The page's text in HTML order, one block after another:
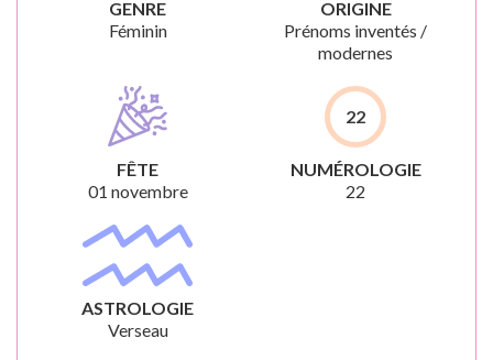
GENRE
Féminin
ORIGINE
Prénoms inventés /
modernes
FÊTE
01 novembre
22
NUMÉROLOGIE
22
ASTROLOGIE
Verseau